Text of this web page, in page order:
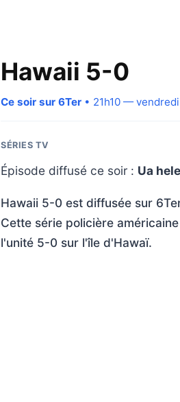
Hawaii 5-0
Ce soir sur 6Ter • 21h10 —
SÉRIES TV
Épisode diffusé ce soir : Ua
Hawaii 5-0 est diffusée sur
Cette série policière
l'unité 5-0 sur l'île d'Hawaï.